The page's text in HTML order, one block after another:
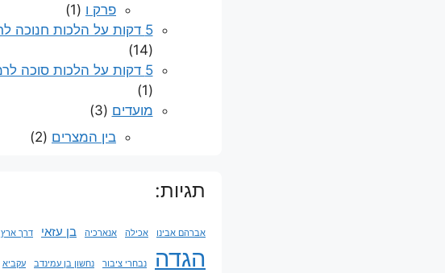
פרק ו (1)
5 דקות על הלכות חנוכה לרמב"ם
(14)
5 דקות על הלכות סוכה לרמבם
(1)
מועדים (3)
בין המצרים (2)
תגיות:
אברהם אבינו אכילה אנארכיה בן עזאי דרך ארץ
הגדה נבחרי ציבור נחשון בן עמינדב עקביא